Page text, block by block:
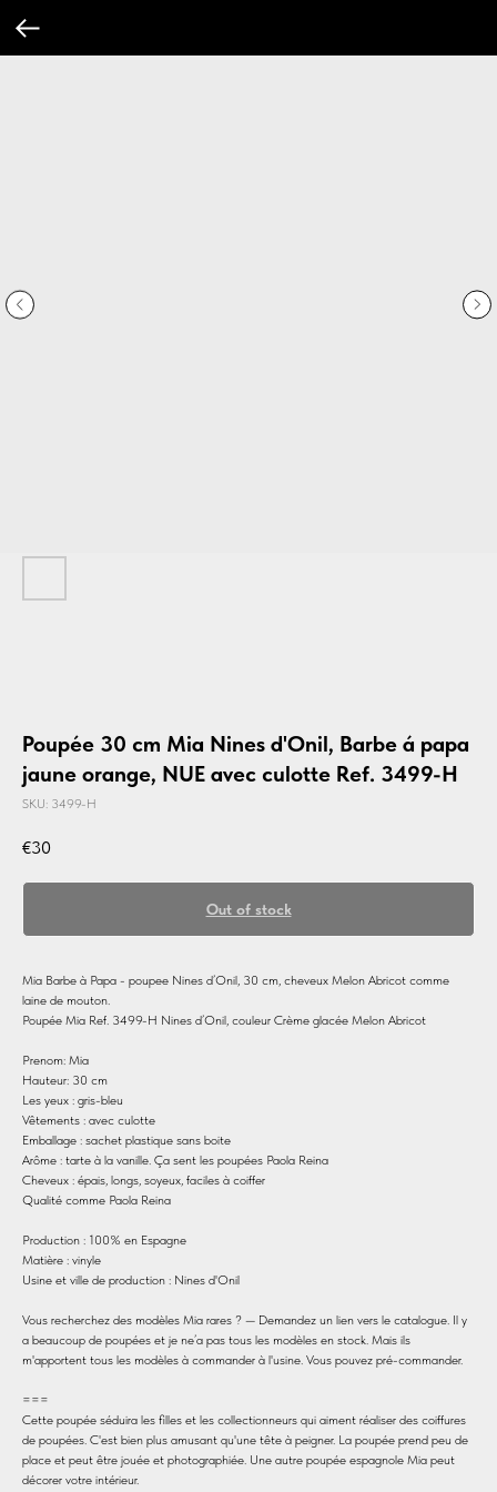
Poupée 30 cm Mia Nines d'Onil, Barbe á papa
jaune orange, NUE avec culotte Ref. 3499-H
SKU: 3499-H
€30
Out of stock
Mia Barbe à Papa - poupee Nines d’Onil, 30 cm, cheveux Melon Abricot comme
laine de mouton.
Poupée Mia Ref. 3499-H Nines d’Onil, couleur Crème glacée Melon Abricot
Prenom: Mia
Hauteur: 30 cm
Les yeux : gris-bleu
Vêtements : avec culotte
Emballage : sachet plastique sans boite
Arôme : tarte à la vanille. Ça sent les poupées Paola Reina
Cheveux : épais, longs, soyeux, faciles à coiffer
Qualité comme Paola Reina
Production : 100% en Espagne
Matière : vinyle
Usine et ville de production : Nines d'Onil
Vous recherchez des modèles Mia rares ? — Demandez un lien vers le catalogue. Il y
a beaucoup de poupées et je ne’a pas tous les modèles en stock. Mais ils
m'apportent tous les modèles à commander à l'usine. Vous pouvez pré-commander.
===
Cette poupée séduira les filles et les collectionneurs qui aiment réaliser des coiffures
de poupées. C'est bien plus amusant qu'une tête à peigner. La poupée prend peu de
place et peut être jouée et photographiée. Une autre poupée espagnole Mia peut
décorer votre intérieur.